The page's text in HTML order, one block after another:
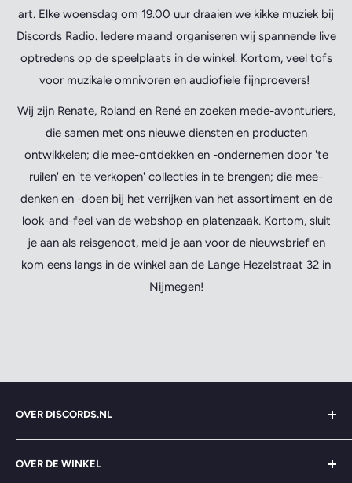
art. Elke woensdag om 19.00 uur draaien we kikke muziek bij
Discords Radio. Iedere maand organiseren wij spannende live
optredens op de speelplaats in de winkel. Kortom, veel tofs
voor muzikale omnivoren en audiofiele fijnproevers!
Wij zijn Renate, Roland en René en zoeken mede-avonturiers,
die samen met ons nieuwe diensten en producten
ontwikkelen; die mee-ontdekken en -ondernemen door 'te
ruilen' en 'te verkopen' collecties in te brengen; die mee-
denken en -doen bij het verrijken van het assortiment en de
look-and-feel van de webshop en platenzaak. Kortom, sluit
je aan als reisgenoot, meld je aan voor de nieuwsbrief en
kom eens langs in de winkel aan de Lange Hezelstraat 32 in
Nijmegen!
OVER DISCORDS.NL
Zoeken
Over ons
OVER DE WINKEL